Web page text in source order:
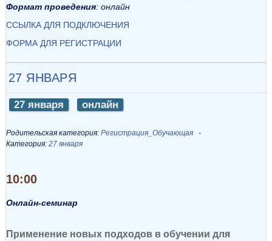
Формат проведения: онлайн
ССЫЛКА ДЛЯ ПОДКЛЮЧЕНИЯ
ФОРМА ДЛЯ РЕГИСТРАЦИИ
27 ЯНВАРЯ
27 января онлайн
Родительская категория: Регистрация_Обучающая
Категория: 27 января
10:00
Онлайн-семинар
Применение новых подходов в обучении для